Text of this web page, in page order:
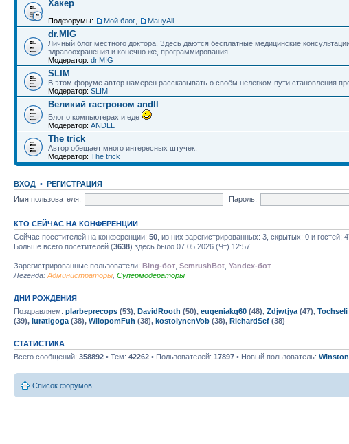
Хакер
Подфорумы: Мой блог МануAll
dr.MIG
Личный блог местного доктора. Здесь даются бесплатные медицинские
здравоохранения и конечно же, программирования.
Модератор: dr.MIG
SLIM
В этом форуме автор намерен рассказывать о своём нелегком пути становления
Модератор: SLIM
Великий гастроном andll
Блог о компьютерах и еде
Модератор: ANDLL
The trick
Автор обещает много интересных штучек.
Модератор: The trick
ВХОД • РЕГИСТРАЦИЯ
Имя пользователя:
Пароль:
КТО СЕЙЧАС НА КОНФЕРЕНЦИИ
Сейчас посетителей на конференции: 50 , из них зарегистрированных: 3, скрытых: 0 и
Больше всего посетителей (3638) здесь было 07.05.2026 (Чт) 12:57
Зарегистрированные пользователи: Bing-бот SemrushBot Yandex-бот
Легенда: Администраторы Супермодераторы
ДНИ РОЖДЕНИЯ
Поздравляем: plarbeprecops (53), DavidRooth (50), eugeniakq60 (48), Zdjwtjya (47), Tochseli
(39), luratigoga (38), WilopomFuh (38), kostolynenVob (38), RichardSef (38)
СТАТИСТИКА
Всего сообщений: 358892 • Тем: 42262 • Пользователей: 17897 • Новый пользователь:
Список форумов